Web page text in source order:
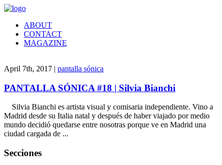
ABOUT
CONTACT
MAGAZINE
April 7th, 2017 | pantalla sónica
PANTALLA SÓNICA #18 | Silvia Bianchi
Silvia Bianchi es artista visual y comisaria independiente. Vino a
Madrid desde su Italia natal y después de haber viajado por medio
mundo decidió quedarse entre nosotras porque ve en Madrid una
ciudad cargada de ...
Secciones